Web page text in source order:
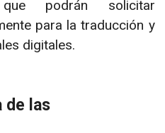
podrán solicitar
para la traducción y
digitales.
de las